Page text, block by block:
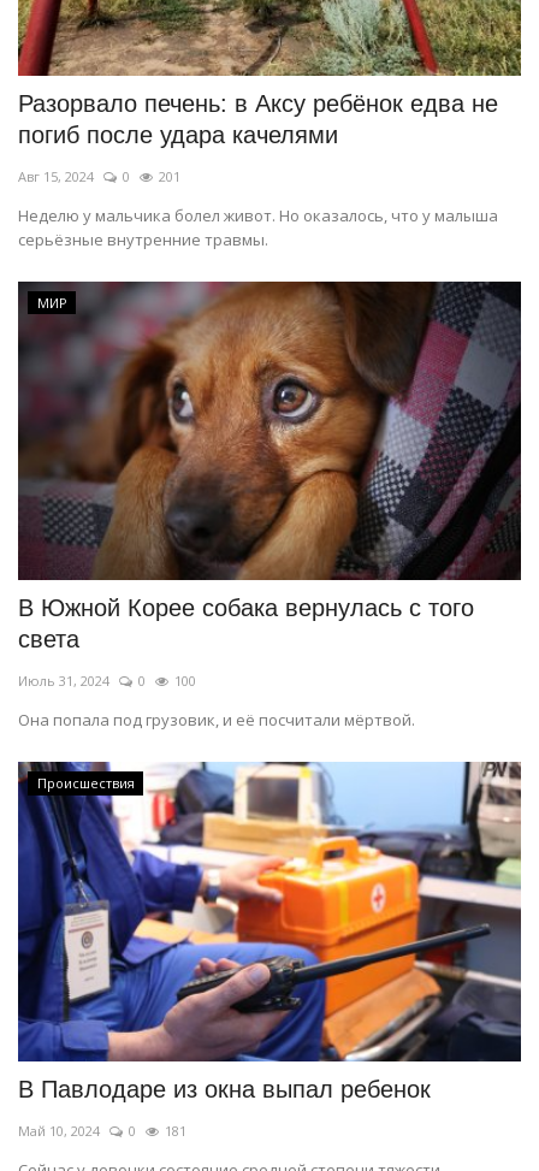
Разорвало печень: в Аксу ребёнок едва не
погиб после удара качелями
Авг 15, 2024 0 201
Неделю у мальчика болел живот. Но оказалось, что у малыша
серьёзные внутренние травмы.
МИР
В Южной Корее собака вернулась с того
света
Июль 31, 2024 0 100
Она попала под грузовик, и её посчитали мёртвой.
Происшествия
В Павлодаре из окна выпал ребенок
Май 10, 2024 0 181